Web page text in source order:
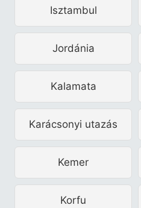
Isztambul
Jordánia
Kalamata
Karácsonyi utazás
Kemer
Korfu